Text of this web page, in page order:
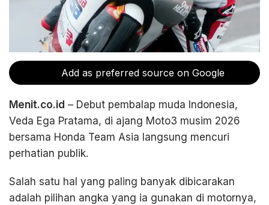
Add as preferred source on Google
Menit.co.id – Debut pembalap muda Indonesia,
Veda Ega Pratama, di ajang Moto3 musim 2026
bersama Honda Team Asia langsung mencuri
perhatian publik.
Salah satu hal yang paling banyak dibicarakan
adalah pilihan angka yang ia gunakan di motornya,